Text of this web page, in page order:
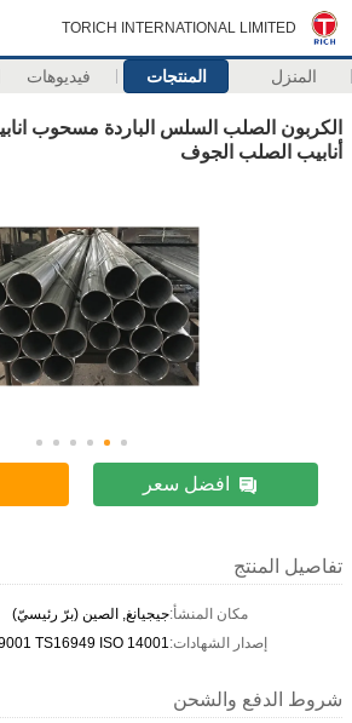
TORICH INTERNATIONAL LIMITED
المنزل المنتجات فيديوهات
أنابيب الصلب الجوف
افضل سعر
تفاصيل المنتج
مكان المنشأ:جيجيانغ, الصين (برّ رئيسيّ)
إصدار الشهادات:TS16949 ISO 14001
شروط الدفع والشحن